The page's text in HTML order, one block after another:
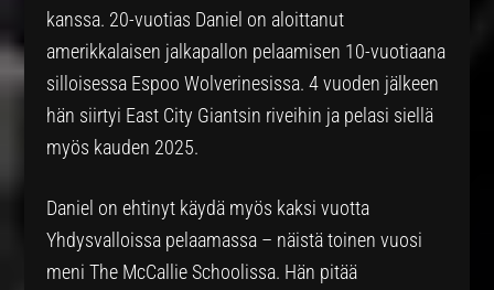
kanssa. 20-vuotias Daniel on aloittanut
amerikkalaisen jalkapallon pelaamisen 10-vuotiaana
silloisessa Espoo Wolverinesissa. 4 vuoden jälkeen
hän siirtyi East City Giantsin riveihin ja pelasi siellä
myös kauden 2025.
Daniel on ehtinyt käydä myös kaksi vuotta
Yhdysvalloissa pelaamassa – näistä toinen vuosi
meni The McCallie Schoolissa. Hän pitää